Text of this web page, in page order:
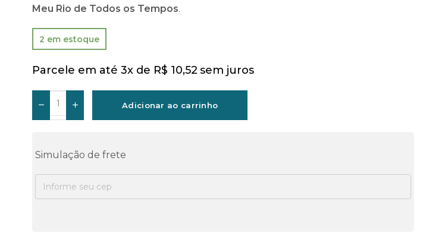
Meu Rio de Todos os Tempos.
2 em estoque
Parcele em até 3x de R$ 10,52 sem juros
Adicionar ao carrinho
Simulação de frete